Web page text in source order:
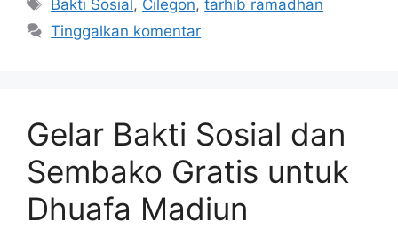
Bakti Sosial, Cilegon,tarhib ramadhan
Tinggalkan komentar
Gelar Bakti Sosial dan
Sembako Gratis untuk
Dhuafa Madiun